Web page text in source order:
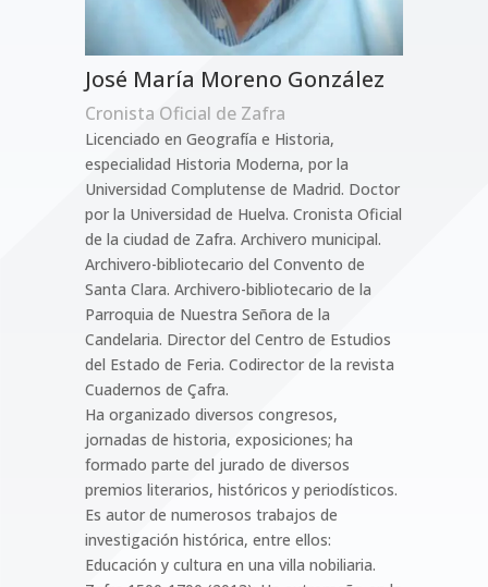
José María Moreno González
Cronista Oficial de Zafra
Licenciado en Geografía e Historia,
especialidad Historia Moderna, por la
Universidad Complutense de Madrid. Doctor
por la Universidad de Huelva. Cronista Oficial
de la ciudad de Zafra. Archivero municipal.
Archivero-bibliotecario del Convento de
Santa Clara. Archivero-bibliotecario de la
Parroquia de Nuestra Señora de la
Candelaria. Director del Centro de Estudios
del Estado de Feria. Codirector de la revista
Cuadernos de Çafra.
Ha organizado diversos congresos,
jornadas de historia, exposiciones; ha
formado parte del jurado de diversos
premios literarios, históricos y periodísticos.
Es autor de numerosos trabajos de
investigación histórica, entre ellos:
Educación y cultura en una villa nobiliaria.